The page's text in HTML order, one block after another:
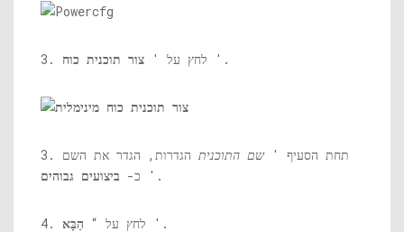
3. לחץ על ' צור תוכנית כוח '.
3. תחת הסעיף 'שם התוכנית הגדרות, הגדר את השם
כ- ביצועים גבוהים '.
4. לחץ על “ הַבָּא '.